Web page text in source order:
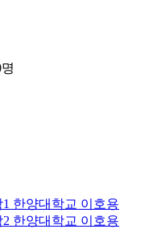
한양대학교 이호용
한양대학교 이호용